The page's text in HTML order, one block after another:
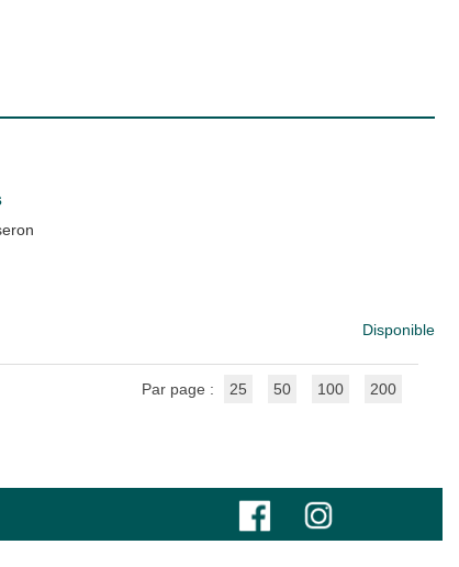
Disponible
Par page : 25 50 100 200